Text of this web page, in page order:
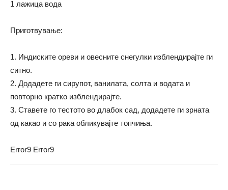
1 лажица вода
Приготвување:
1. Индиските ореви и овесните снегулки изблендирајте ги
ситно.
2. Додадете ги сирупот, ванилата, солта и водата и
повторно кратко изблендирајте.
3. Ставете го тестото во длабок сад, додадете ги зрната
од какао и со рака обликувајте топчиња.
Error9 Error9